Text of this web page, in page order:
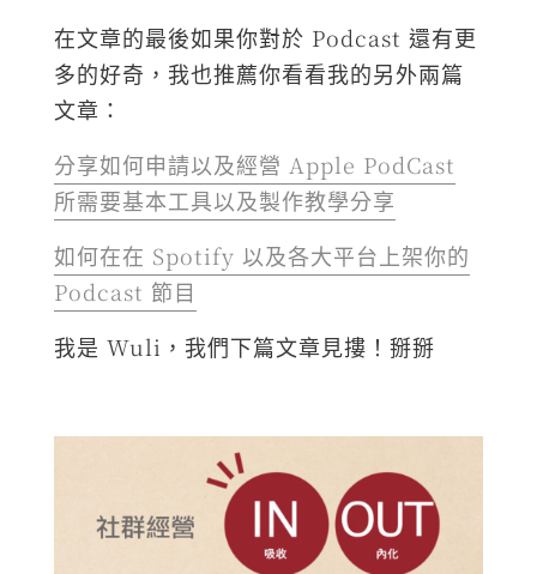
在文章的最後如果你對於 Podcast 還有更
多的好奇，我也推薦你看看我的另外兩篇
文章：
分享如何申請以及經營 Apple PodCast
所需要基本工具以及製作教學分享
如何在在 Spotify 以及各大平台上架你的
Podcast 節目
我是 Wuli，我們下篇文章見摟！掰掰